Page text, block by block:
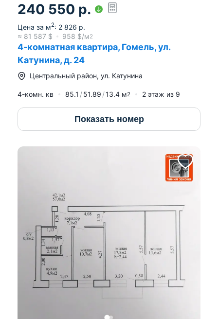
240 550 р.
Цена за м2: 2 826 р.
≈ 81 587 $ 958 $/м2
4-комнатная квартира, Гомель, ул.
Катунина, д. 24
Центральный район, ул. Катунина
4-комн. кв 85.1 51.89 13.4 м2 2 этаж из 9
Показать номер